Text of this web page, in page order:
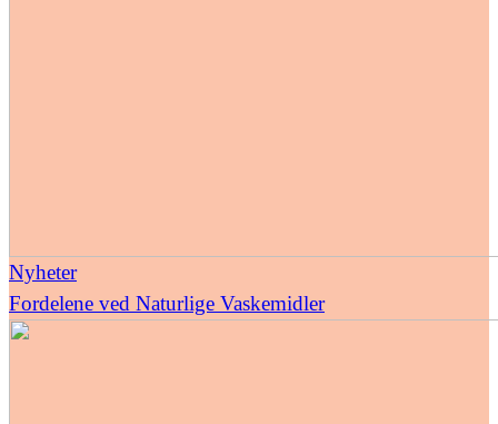
Nyheter
Fordelene ved Naturlige Vaskemidler